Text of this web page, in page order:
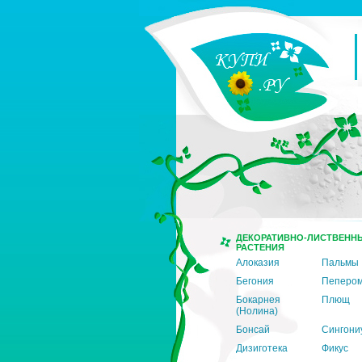
ДЕКОРАТИВНО-
РАСТЕНИЯ
Алоказия
Пальмы
Бегония
Бокарнея
(Нолина)
Плющ
Бонсай
Дизиготека
Фикус